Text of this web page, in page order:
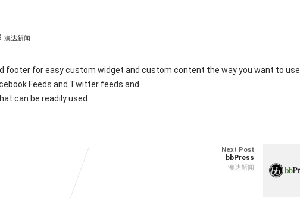
澳达新闻
footer for easy custom widget and custom content the way you want to use
Feeds and Twitter feeds and
can be readily used.
Next Post
bbPress
澳达新闻